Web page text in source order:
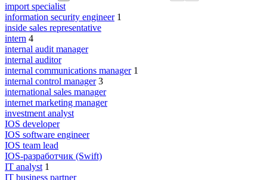
import specialist
information security engineer 1
inside sales representative
intern 4
internal audit manager
internal auditor
internal communications manager 1
internal control manager 3
international sales manager
internet marketing manager
investment analyst
IOS developer
IOS software engineer
IOS team lead
IOS-разработчик (Swift)
IT analyst 1
IT business partner